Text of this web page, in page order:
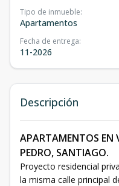
Tipo de inmueble:
Apartamentos
Fecha de entrega:
11-2026
Descripción
APARTAMENTOS EN
PEDRO, SANTIAGO.
Proyecto residencial
la misma calle principal